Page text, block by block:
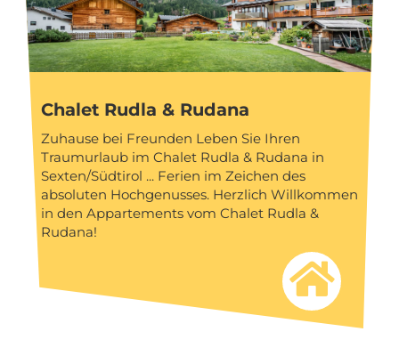
Chalet Rudla & Rudana
Zuhause bei Freunden Leben Sie Ihren
Traumurlaub im Chalet Rudla & Rudana in
Sexten/Südtirol ... Ferien im Zeichen des
absoluten Hochgenusses. Herzlich Willkommen
in den Appartements vom Chalet Rudla &
Rudana!